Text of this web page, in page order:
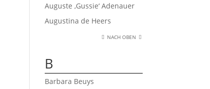
Auguste ‚Gussie‘ Adenauer
Augustina de Heers
NACH OBEN
B
Barbara Beuys